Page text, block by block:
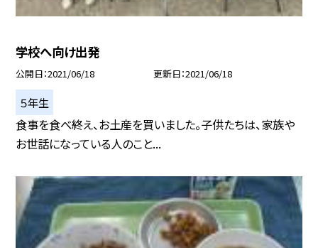
学校へ向け出発
公開日 2021/06/18 更新日 2021/06/18
５年生
食事を食べ終え、お土産を買いました。子供たちは、家族や
お世話になっている人のこと...